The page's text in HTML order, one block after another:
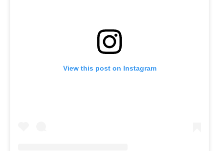
View this post on Instagram